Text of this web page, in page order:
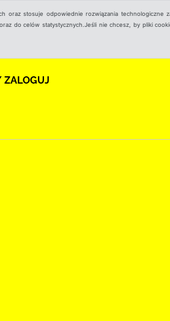
stosuje odpowiednie rozwiązania technologiczne
do celów statystycznych.Jeśli nie chcesz, by pliki
ZALOGUJ